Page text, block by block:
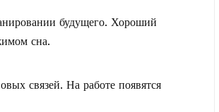
будущего. Хороший
сна.
связей. На работе появятся